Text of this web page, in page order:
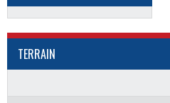
TERRAIN